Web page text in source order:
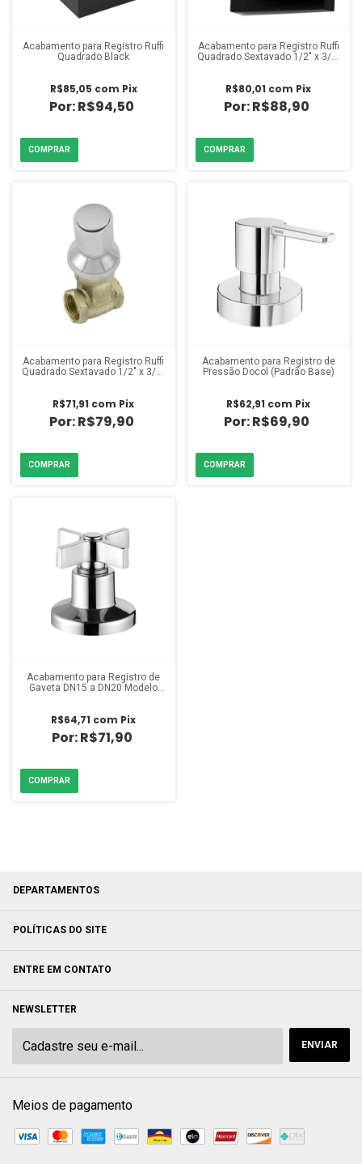
Acabamento para Registro Ruffi
Quadrado Black
R$94,50
R$85,05 com Pix
Acabamento para Registro Ruffi
Quadrado Sextavado 1/2" x 3/4"
R$88,90
R$80,01 com Pix
Acabamento para Registro Ruffi
Quadrado Sextavado 1/2" x 3/4"
R$79,90
R$71,91 com Pix
Acabamento para Registro de
Pressão Docol (Padrão Base)
R$69,90
R$62,91 com Pix
Acabamento para Registro de
Gaveta DN15 a DN20 Modelo
R$71,90
R$64,71 com Pix
DEPARTAMENTOS
POLÍTICAS DO SITE
ENTRE EM CONTATO
NEWSLETTER
Meios de pagamento